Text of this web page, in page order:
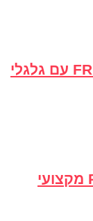
קורקינט מקצועי לילדים FREE RIDE עם גלגלי
קורקינט פעלולים Razor Pro XXX מקצועי